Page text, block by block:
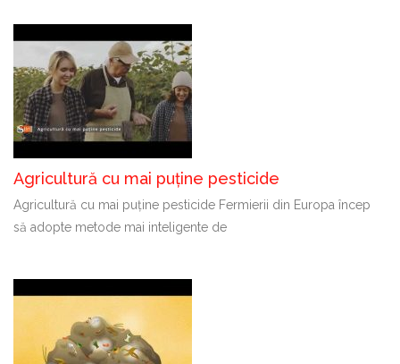
Agricultură cu mai puține pesticide
Agricultură cu mai puține pesticide Fermierii din Europa încep
să adopte metode mai inteligente de